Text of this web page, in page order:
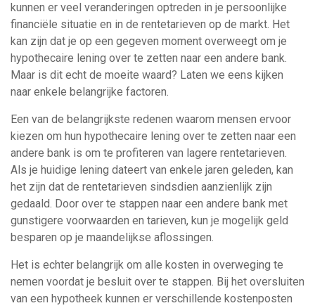
kunnen er veel veranderingen optreden in je persoonlijke
financiële situatie en in de rentetarieven op de markt. Het
kan zijn dat je op een gegeven moment overweegt om je
hypothecaire lening over te zetten naar een andere bank.
Maar is dit echt de moeite waard? Laten we eens kijken
naar enkele belangrijke factoren.
Een van de belangrijkste redenen waarom mensen ervoor
kiezen om hun hypothecaire lening over te zetten naar een
andere bank is om te profiteren van lagere rentetarieven.
Als je huidige lening dateert van enkele jaren geleden, kan
het zijn dat de rentetarieven sindsdien aanzienlijk zijn
gedaald. Door over te stappen naar een andere bank met
gunstigere voorwaarden en tarieven, kun je mogelijk geld
besparen op je maandelijkse aflossingen.
Het is echter belangrijk om alle kosten in overweging te
nemen voordat je besluit over te stappen. Bij het oversluiten
van een hypotheek kunnen er verschillende kostenposten